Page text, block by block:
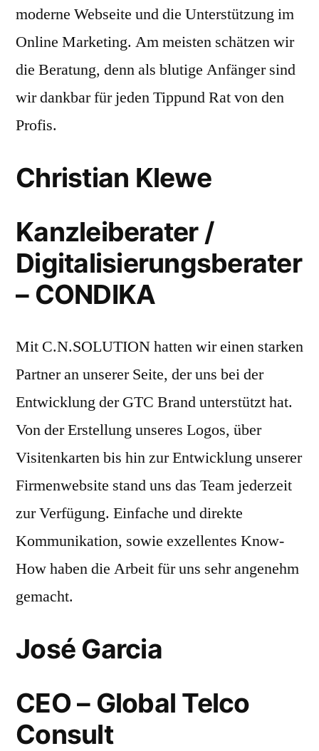
moderne Webseite und die Unterstützung im
Online Marketing. Am meisten schätzen wir
die Beratung, denn als blutige Anfänger sind
wir dankbar für jeden Tippund Rat von den
Profis.
Christian Klewe
Kanzleiberater /
Digitalisierungsberater
– CONDIKA
Mit C.N.SOLUTION hatten wir einen starken
Partner an unserer Seite, der uns bei der
Entwicklung der GTC Brand unterstützt hat.
Von der Erstellung unseres Logos, über
Visitenkarten bis hin zur Entwicklung unserer
Firmenwebsite stand uns das Team jederzeit
zur Verfügung. Einfache und direkte
Kommunikation, sowie exzellentes Know-
How haben die Arbeit für uns sehr angenehm
gemacht.
José Garcia
CEO – Global Telco
Consult